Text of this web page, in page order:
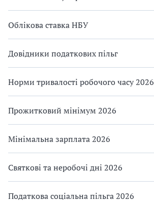
Облікова ставка НБУ
Довідники податкових пільг
Норми тривалості робочого часу 2026
Прожитковий мінімум 2026
Мінімальна зарплата 2026
Святкові та неробочі дні 2026
Податкова соціальна пільга 2026